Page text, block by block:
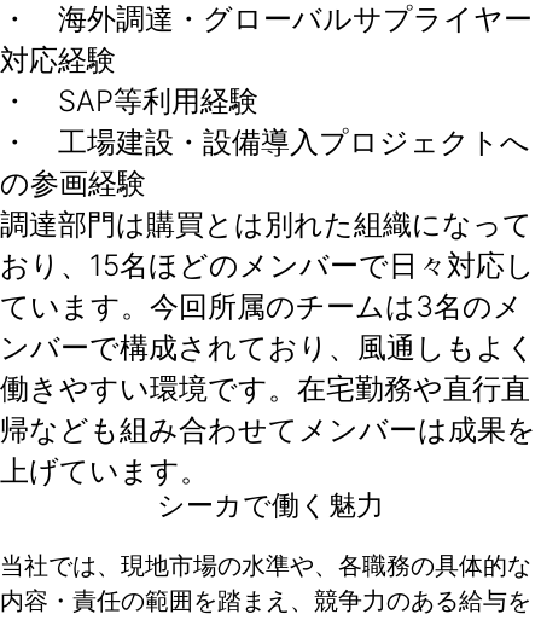
・ 海外調達・グローバルサプライヤー
対応経験
・ SAP等利用経験
・ 工場建設・設備導入プロジェクトへ
の参画経験
調達部門は購買とは別れた組織になって
おり、15名ほどのメンバーで日々対応し
ています。今回所属のチームは3名のメ
ンバーで構成されており、風通しもよく
働きやすい環境です。在宅勤務や直行直
帰なども組み合わせてメンバーは成果を
上げています。
シーカで働く魅力
当社では、現地市場の水準や、各職務の具体的な
内容・責任の範囲を踏まえ、競争力のある給与を